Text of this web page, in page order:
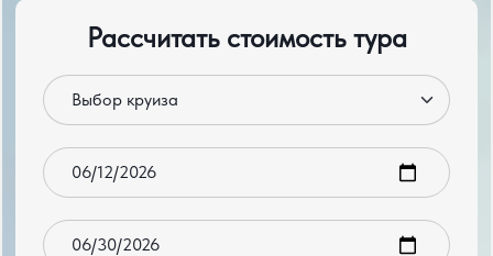
Рассчитать стоимость тура
Круиз
Дата заезда
Дата выезда